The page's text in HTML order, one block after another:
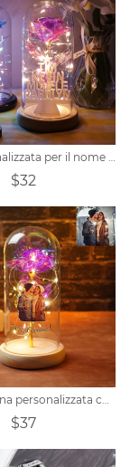
Luce personalizzata per il nome dell'albero di Natale con fiore stabilizzato
$32
Luce notturna personalizzata con fiore conservato con foto
$37